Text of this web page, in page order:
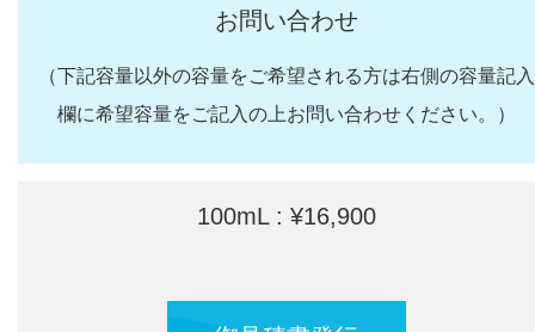
お問い合わせ
（下記容量以外の容量をご希望される方は右側の容量記入
欄に希望容量をご記入の上お問い合わせください。）
100mL : ¥16,900